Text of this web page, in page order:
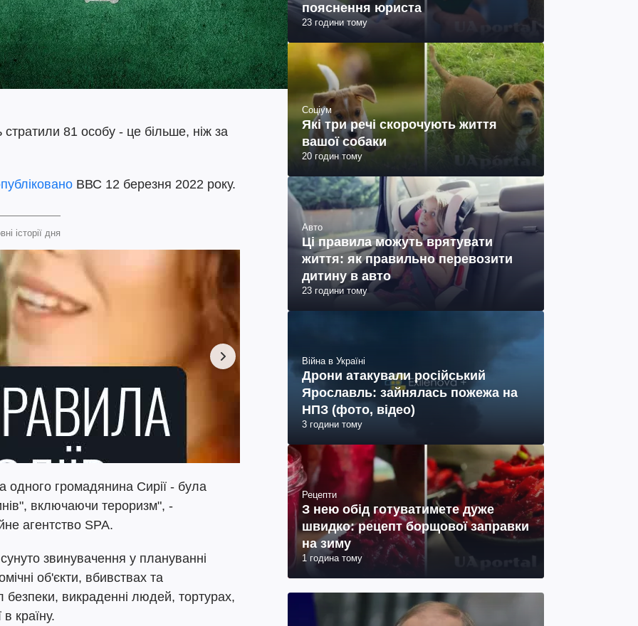
стратили 81 особу - це більше, ніж за
ВВС 12 березня 2022 року.
історії дня
одного громадянина Сирії - була
включаючи тероризм", -
агентство SPA.
звинувачення у плануванні
об'єкти, вбивствах та
безпеки, викраденні людей, тортурах,
країну.
пояснення юриста
23 години тому
Соціум
Які три речі скорочують життя
вашої собаки
20 годин тому
Авто
Ці правила можуть врятувати
життя: як правильно перевозити
дитину в авто
23 години тому
Війна в Україні
Дрони атакували російський
Ярославль: зайнялась пожежа на
НПЗ (фото, відео)
3 години тому
Рецепти
З нею обід готуватимете дуже
швидко: рецепт борщової заправки
на зиму
1 година тому